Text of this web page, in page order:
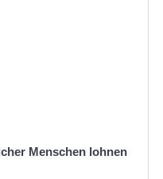
Menschen lohnen